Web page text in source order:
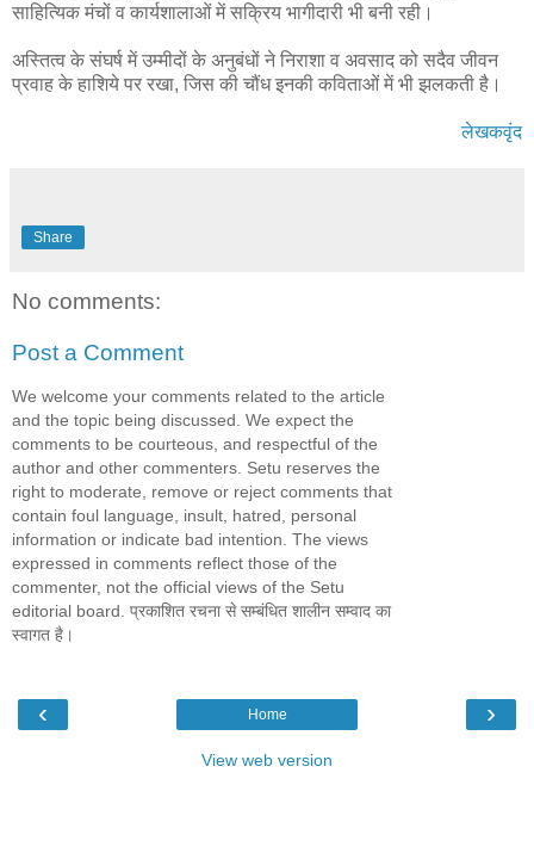
साहित्यिक मंचों व कार्यशालाओं में सक्रिय भागीदारी भी बनी रही।
अस्तित्व के संघर्ष में उम्मीदों के अनुबंधों ने निराशा व अवसाद को सदैव जीवन
प्रवाह के हाशिये पर रखा, जिस की चौंध इनकी कविताओं में भी झलकती है।
लेखकवृंद
Share
No comments:
Post a Comment
We welcome your comments related to the article
and the topic being discussed. We expect the
comments to be courteous, and respectful of the
author and other commenters. Setu reserves the
right to moderate, remove or reject comments that
contain foul language, insult, hatred, personal
information or indicate bad intention. The views
expressed in comments reflect those of the
commenter, not the official views of the Setu
editorial board. प्रकाशित रचना से सम्बंधित शालीन सम्वाद का
स्वागत है।
‹ ›
Home
View web version